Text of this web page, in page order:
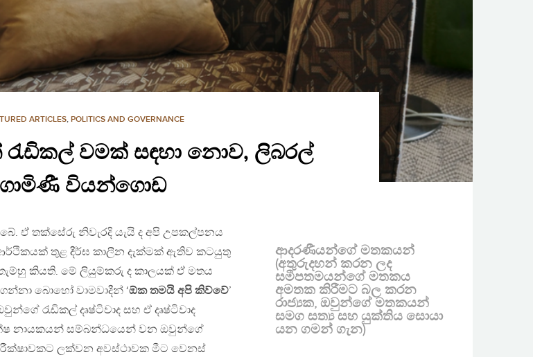
ARTICLES, POLITICS AND GOVERNANCE
වමක් සඳහා නොව, ලිබරල්
ගාමිණී වියන්ගොඩ
ඒ තක්සේරු නිවැරදි යැයි ද අපි උපකල්පනය
තුළ දීර්ඝ කාලීන දැක්මක් ඇතිව කටයුතු
කියති. මේ ලියුම්කරු ද කාලයක් ඒ මතය
බොහෝ වාමවාදීන් ‘ඕක තමයි අපි කිව්වේ’
රැඩිකල් දෘෂ්ටිවාද සහ ඒ දෘෂ්ටිවාද
නායකයන් සම්බන්ධයෙන් වන ඔවුන්ගේ
ලක්වන අවස්ථාවක මීට වෙනස්
ආදරණීයන්ගේ මතකයන්
(අතුරුදහන් කරන ලද
සමීපතමයන්ගේ මතකය
අමතක කිරීමට බල කරන
රාජ්‍යක, ඔවුන්ගේ මතකයන්
සමග සත්‍ය සහ යුක්තිය සොයා
යන ගමන් ගැන)